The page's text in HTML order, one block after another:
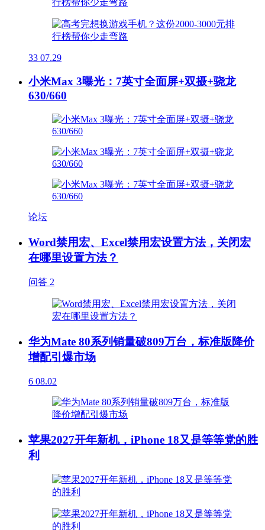
33 07.29
小米Max 3曝光：7英寸全面屏+双摄+骁龙
630/660
论坛
Word禁用宏、Excel禁用宏设置方法，关闭宏
在哪里设置方法？
问答 2
华为Mate 80系列销量破809万台，标准版降价
增配引爆市场
6 08.02
苹果2027开年新机，iPhone 18又是等等党的胜
利